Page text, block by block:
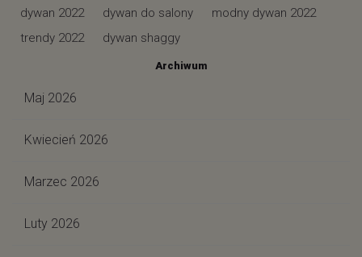
dywan 2022
dywan do salony
modny dywan 2022
trendy 2022
dywan shaggy
Archiwum
Maj 2026
Kwiecień 2026
Marzec 2026
Luty 2026